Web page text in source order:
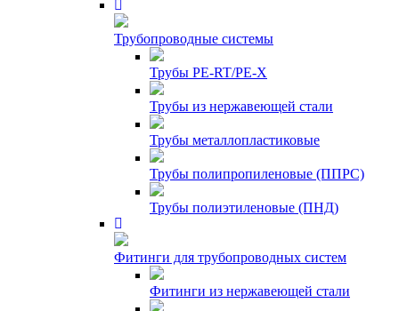
Трубопроводные системы
Трубы PE-RT/PE-X
Трубы из нержавеющей стали
Трубы металлопластиковые
Трубы полипропиленовые (ППРС)
Трубы полиэтиленовые (ПНД)
Фитинги для трубопроводных систем
Фитинги из нержавеющей стали